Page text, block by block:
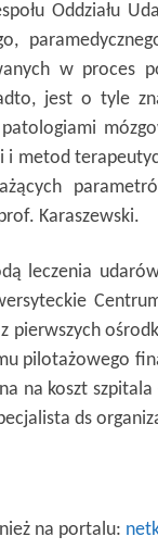
Oddziału
w proces
jest o tyle
patologiami
i metod
Karaszewski.
leczenia
pierwszych
pilotażowego
na koszt
ds
na portalu: